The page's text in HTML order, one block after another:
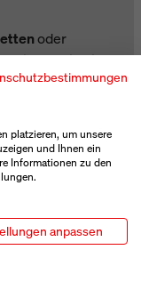
oder
finden Sie die
gefertigt
platzieren, um unsere
und Ihnen ein
Informationen zu den
anpassen